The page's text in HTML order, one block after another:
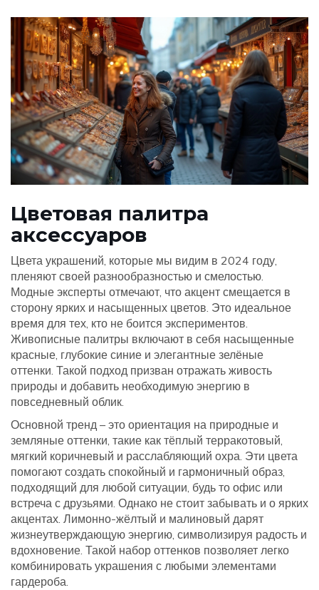
Цветовая палитра
аксессуаров
Цвета украшений, которые мы видим в 2024 году,
пленяют своей разнообразностью и смелостью.
Модные эксперты отмечают, что акцент смещается в
сторону ярких и насыщенных цветов. Это идеальное
время для тех, кто не боится экспериментов.
Живописные палитры включают в себя насыщенные
красные, глубокие синие и элегантные зелёные
оттенки. Такой подход призван отражать живость
природы и добавить необходимую энергию в
повседневный облик.
Основной тренд – это ориентация на природные и
земляные оттенки, такие как тёплый терракотовый,
мягкий коричневый и расслабляющий охра. Эти цвета
помогают создать спокойный и гармоничный образ,
подходящий для любой ситуации, будь то офис или
встреча с друзьями. Однако не стоит забывать и о ярких
акцентах. Лимонно-жёлтый и малиновый дарят
жизнеутверждающую энергию, символизируя радость и
вдохновение. Такой набор оттенков позволяет легко
комбинировать украшения с любыми элементами
гардероба.